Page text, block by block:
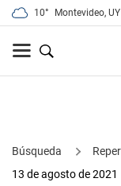
10° Montevideo, UY
Búsqueda
13 de agosto de 2021